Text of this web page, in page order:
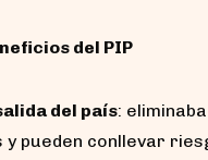
del PIP
del país:
y pueden conllevar